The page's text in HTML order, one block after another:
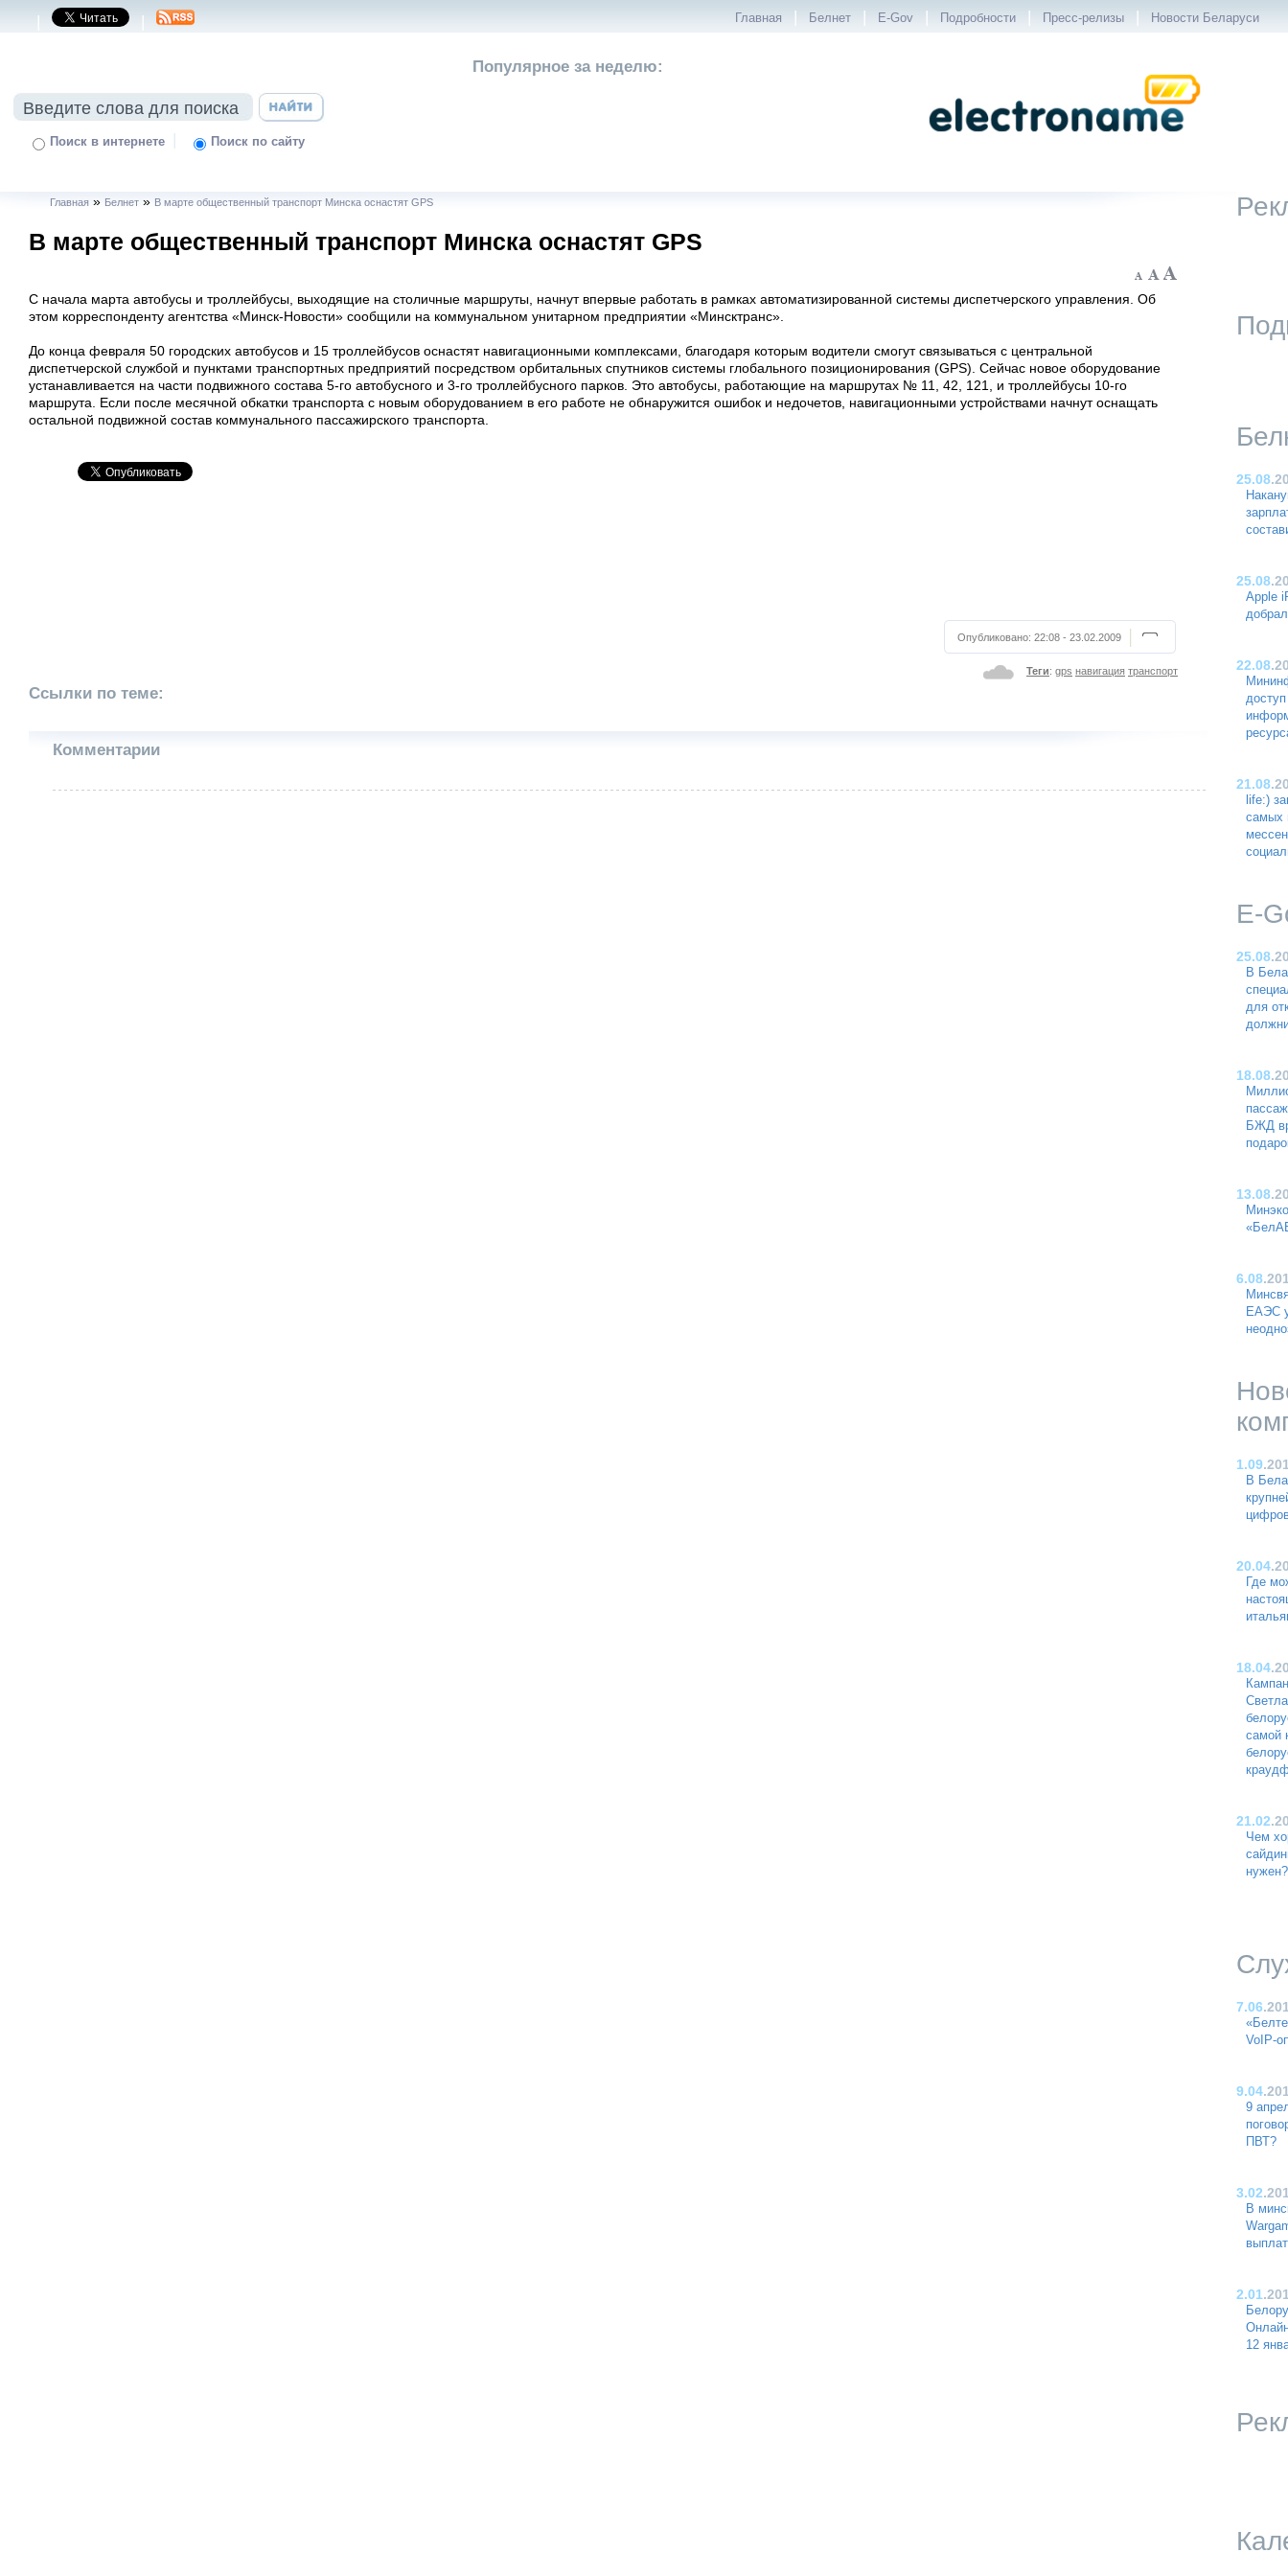
| | Главная | Белнет | E-Gov | Подробности | Пресс-релизы | Новости Беларуси
Поиск в интернете | Поиск по сайту
Популярное за неделю:
Главная » Белнет» В марте общественный транспорт Минска оснастят GPS
В марте общественный транспорт Минска оснастят GPS
С начала марта автобусы и троллейбусы, выходящие на столичные маршруты, начнут впервые работать в рамках автоматизированной системы диспетчерского управления. Об
этом корреспонденту агентства «Минск-Новости» сообщили на коммунальном унитарном предприятии «Минсктранс».
До конца февраля 50 городских автобусов и 15 троллейбусов оснастят навигационными комплексами, благодаря которым водители смогут связываться с центральной
диспетчерской службой и пунктами транспортных предприятий посредством орбитальных спутников системы глобального позиционирования (GPS). Сейчас новое оборудование
устанавливается на части подвижного состава 5-го автобусного и 3-го троллейбусного парков. Это автобусы, работающие на маршрутах № 11, 42, 121, и троллейбусы 10-го
маршрута. Если после месячной обкатки транспорта с новым оборудованием в его работе не обнаружится ошибок и недочетов, навигационными устройствами начнут оснащать
остальной подвижной состав коммунального пассажирского транспорта.
Опубликовано: 22:08 - 23.02.2009
Теги: gps навигация транспорт
Ссылки по теме:
Комментарии
25.08
25.08
Apple
22.08
21.08
life:)
самых
E-
25.08
В
для
18.08
БЖД
13.08
6.08
ЕАЭС
1.09
В
20.04
Где
18.04
самой
21.02
Чем
7.06
VoIP-
9.04
9
ПВТ?
3.02
В
2.01
12